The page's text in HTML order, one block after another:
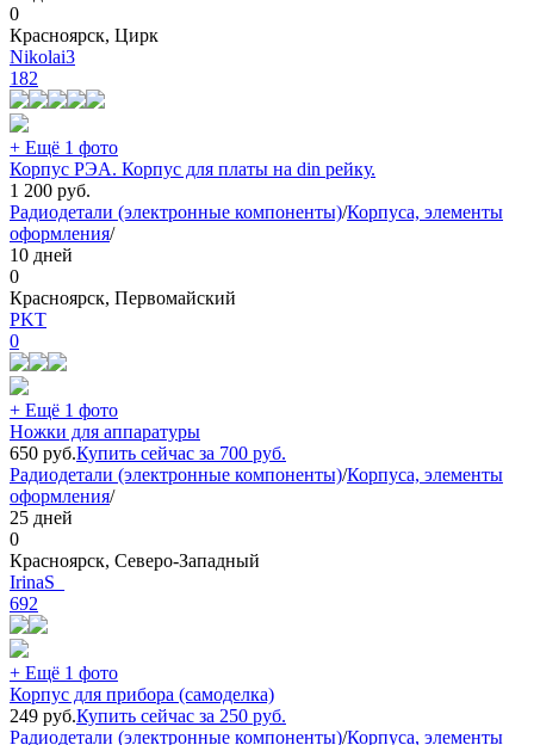
0
Красноярск, Цирк
Nikolai3
182
+ Ещё 1 фото
Корпус РЭА. Корпус для платы на din рейку.
1 200 руб.
Радиодетали (электронные компоненты)/Корпуса, элементы
оформления/
10 дней
0
Красноярск, Первомайский
PKT
0
+ Ещё 1 фото
Ножки для аппаратуры
650 руб.Купить сейчас за 700 руб.
Радиодетали (электронные компоненты)/Корпуса, элементы
оформления/
25 дней
0
Красноярск, Северо-Западный
IrinaS_
692
+ Ещё 1 фото
Корпус для прибора (самоделка)
249 руб.Купить сейчас за 250 руб.
Радиодетали (электронные компоненты)/Корпуса, элементы